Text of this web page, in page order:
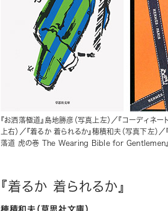
『お洒落極道』島地勝彦（写真上左）／『コーディネ
上右）／『着るか 着られるか』穂積和夫（写真下左）
落道 虎の巻 The Wearing Bible for Gentlemen』
『着るか 着られるか』
穂積和夫（草思社文庫）